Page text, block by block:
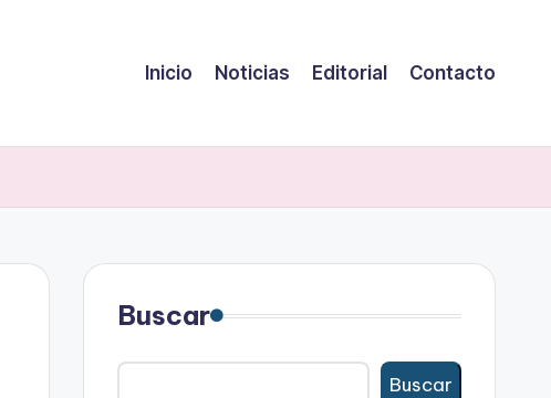
Inicio Noticias Editorial Contacto
Buscar
Buscar